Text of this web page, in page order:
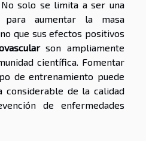
solo se limita a ser una
para aumentar la masa
que sus efectos positivos
son ampliamente
científica. Fomentar
de entrenamiento puede
considerable de la calidad
de enfermedades